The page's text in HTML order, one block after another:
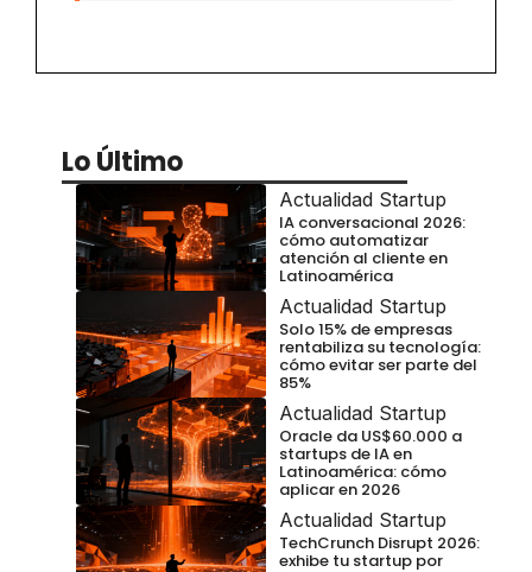
Lo Último
Actualidad Startup
IA conversacional 2026:
cómo automatizar
atención al cliente en
Latinoamérica
Actualidad Startup
Solo 15% de empresas
rentabiliza su tecnología:
cómo evitar ser parte del
85%
Actualidad Startup
Oracle da US$60.000 a
startups de IA en
Latinoamérica: cómo
aplicar en 2026
Actualidad Startup
TechCrunch Disrupt 2026:
exhibe tu startup por